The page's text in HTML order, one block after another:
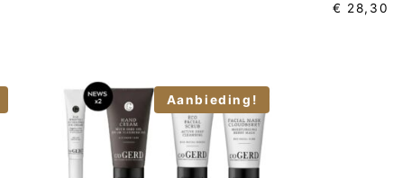
€ 28,30
Aanbieding!